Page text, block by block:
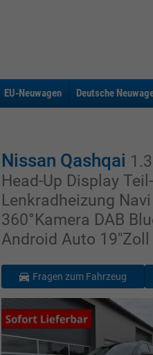
EU-Neuwagen Deutsche
Nissan Qashqai
Head-Up Display
Lenkradheizung
360°Kamera DAB
Android Auto 19"Zoll
Fragen zum Fahrzeug